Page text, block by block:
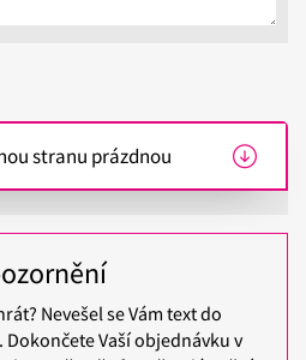
Nevešel se Vám text do
Vaší objednávku v